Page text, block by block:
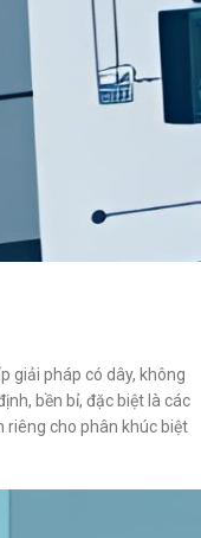
giải pháp có dây, không
bền bỉ, đặc biệt là các
riêng cho phân khúc biệt